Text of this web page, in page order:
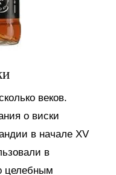
веков.
о виски
в начале XV
в
целебным